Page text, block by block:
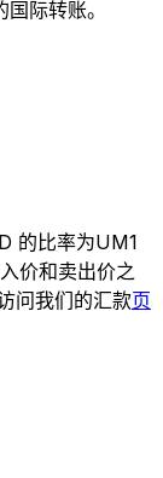
际转账。
的比率为UM1
价和卖出价之
问我们的汇款页